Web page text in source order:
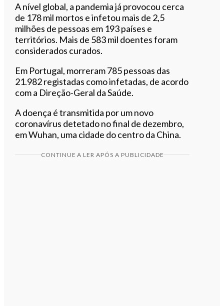
A nível global, a pandemia já provocou cerca
de 178 mil mortos e infetou mais de 2,5
milhões de pessoas em 193 países e
territórios. Mais de 583 mil doentes foram
considerados curados.
Em Portugal, morreram 785 pessoas das
21.982 registadas como infetadas, de acordo
com a Direção-Geral da Saúde.
A doença é transmitida por um novo
coronavírus detetado no final de dezembro,
em Wuhan, uma cidade do centro da China.
CONTINUE A LER APÓS A PUBLICIDADE